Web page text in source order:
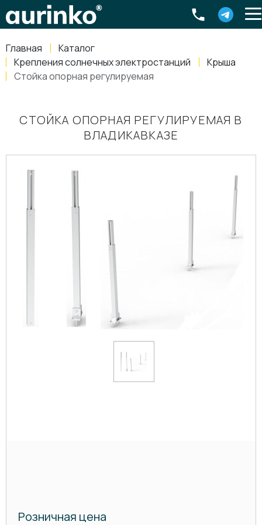
Главная
Каталог
Крепления солнечных электростанций
Крыша
Стойка опорная регулируемая
СТОЙКА ОПОРНАЯ РЕГУЛИРУЕМАЯ В
ВЛАДИКАВКАЗЕ
Розничная цена
Россия, Свердловская область Екатеринбург ,
8-800-770-79-40